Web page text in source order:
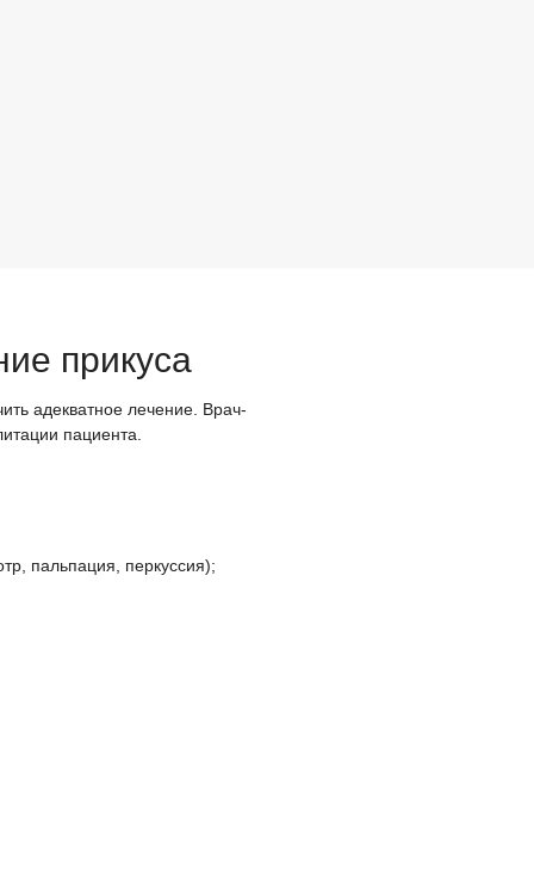
прикуса
адекватное лечение. Врач-
пациента.
пальпация, перкуссия);